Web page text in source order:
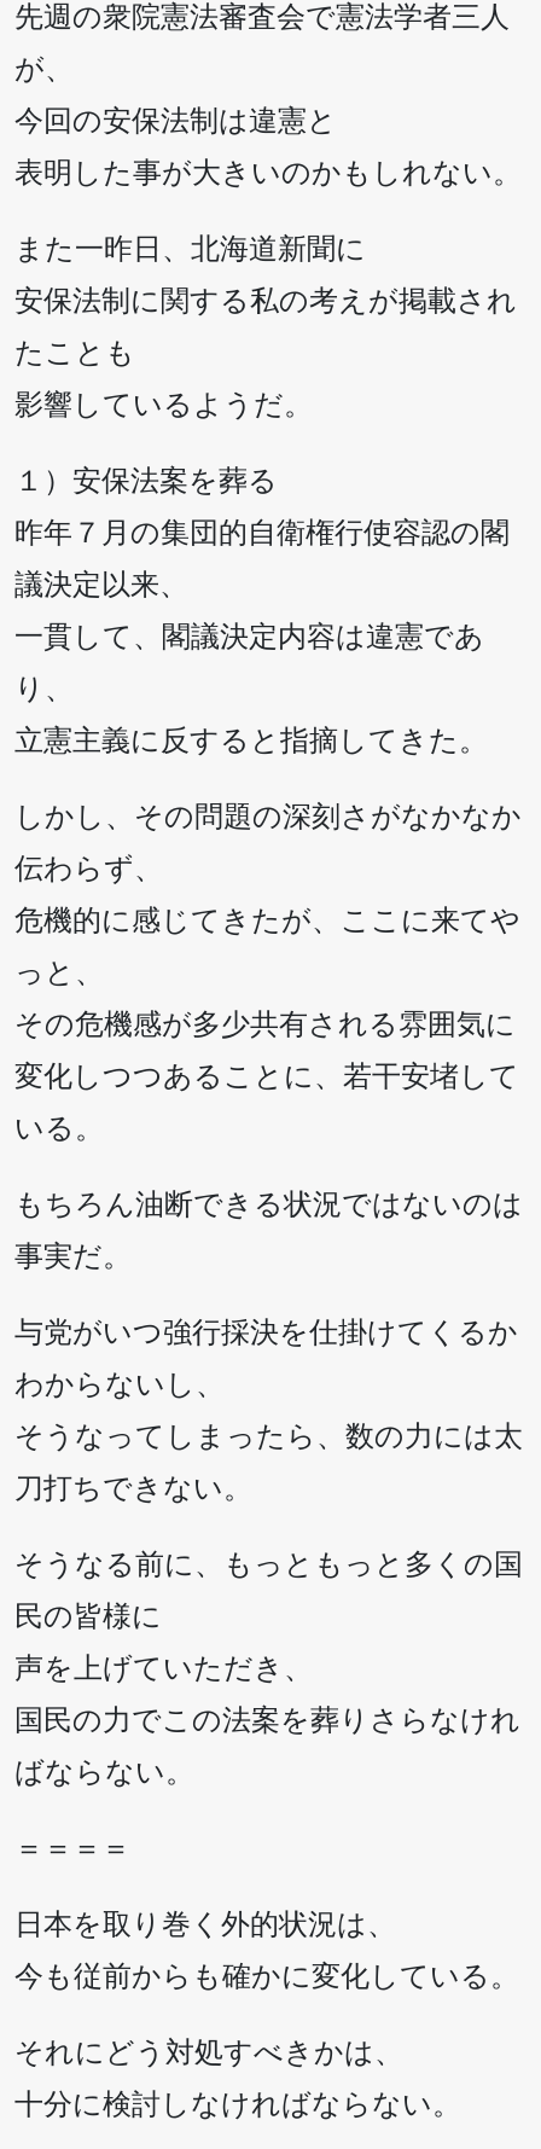
先週の衆院憲法審査会で憲法学者三人
が、
今回の安保法制は違憲と
表明した事が大きいのかもしれない。
また一昨日、北海道新聞に
安保法制に関する私の考えが掲載され
たことも
影響しているようだ。
１）安保法案を葬る
昨年７月の集団的自衛権行使容認の閣
議決定以来、
一貫して、閣議決定内容は違憲であ
り、
立憲主義に反すると指摘してきた。
しかし、その問題の深刻さがなかなか
伝わらず、
危機的に感じてきたが、ここに来てや
っと、
その危機感が多少共有される雰囲気に
変化しつつあることに、若干安堵して
いる。
もちろん油断できる状況ではないのは
事実だ。
与党がいつ強行採決を仕掛けてくるか
わからないし、
そうなってしまったら、数の力には太
刀打ちできない。
そうなる前に、もっともっと多くの国
民の皆様に
声を上げていただき、
国民の力でこの法案を葬りさらなけれ
ばならない。
＝＝＝＝
日本を取り巻く外的状況は、
今も従前からも確かに変化している。
それにどう対処すべきかは、
十分に検討しなければならない。